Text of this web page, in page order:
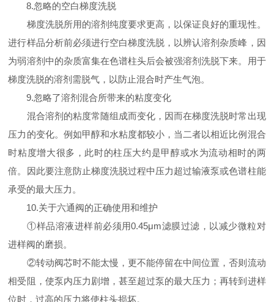
8.忽略的空白梯度洗脱
梯度洗脱所用的溶剂纯度要求更高，以保证良好的重现性。
进行样品分析前必须进行空白梯度洗脱，以辨认溶剂杂质峰，因
为弱溶剂中的杂质富集在色谱柱头后会被强溶剂洗脱下来。用于
梯度洗脱的溶剂需脱气，以防止混合时产生气泡。
9.忽略了溶剂混合所带来的粘度变化
混合溶剂的粘度常随组成而变化，因而在梯度洗脱时常出现
压力的变化。例如甲醇和水粘度都较小，当二者以相近比例混合
时粘度增大很多，此时的柱压大约是甲醇或水为流动相时的两
倍。因此要注意防止梯度洗脱过程中压力超过输液泵或色谱柱能
承受的最大压力。
10.关于六通阀的正确使用和维护
①样品溶液进样前必须用0.45μm滤膜过滤，以减少微粒对
进样阀的磨损。
②转动阀芯时不能太慢，更不能停留在中间位置，否则流动
相受阻，使泵内压力剧增，甚至超过泵的最大压力；再转到进样
位时，过高的压力将使柱头损坏。